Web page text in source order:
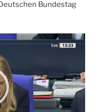
Bundestag